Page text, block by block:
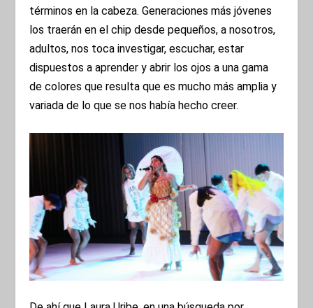
términos en la cabeza. Generaciones más jóvenes
los traerán en el chip desde pequeños, a nosotros,
adultos, nos toca investigar, escuchar, estar
dispuestos a aprender y abrir los ojos a una gama
de colores que resulta que es mucho más amplia y
variada de lo que se nos había hecho creer.